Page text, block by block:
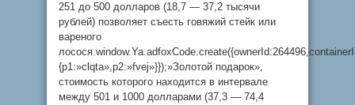
251 до 500 долларов (18,7 — 37,2 тысячи
рублей) позволяет съесть говяжий стейк или
вареного
{p1:»clqta»,p2:»fvej»}});»Золотой подарок»,
стоимость которого находится в интервале
между 501 и 1000 долларами (37,3 — 74,4